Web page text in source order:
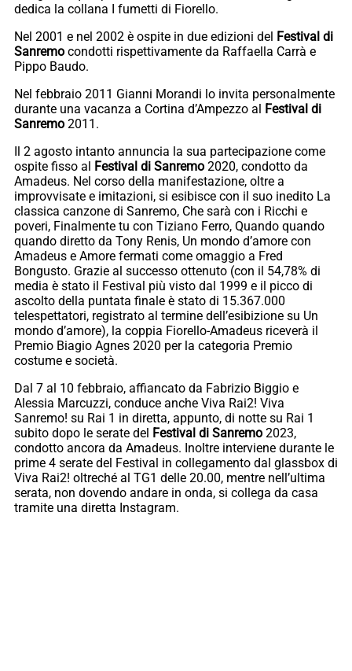
dedica la collana I fumetti di Fiorello.
Nel 2001 e nel 2002 è ospite in due edizioni del Festival di
Sanremo condotti rispettivamente da Raffaella Carrà e
Pippo Baudo.
Nel febbraio 2011 Gianni Morandi lo invita personalmente
durante una vacanza a Cortina d’Ampezzo al Festival di
Sanremo 2011.
Il 2 agosto intanto annuncia la sua partecipazione come
ospite fisso al Festival di Sanremo 2020, condotto da
Amadeus. Nel corso della manifestazione, oltre a
improvvisate e imitazioni, si esibisce con il suo inedito La
classica canzone di Sanremo, Che sarà con i Ricchi e
poveri, Finalmente tu con Tiziano Ferro, Quando quando
quando diretto da Tony Renis, Un mondo d’amore con
Amadeus e Amore fermati come omaggio a Fred
Bongusto. Grazie al successo ottenuto (con il 54,78% di
media è stato il Festival più visto dal 1999 e il picco di
ascolto della puntata finale è stato di 15.367.000
telespettatori, registrato al termine dell’esibizione su Un
mondo d’amore), la coppia Fiorello-Amadeus riceverà il
Premio Biagio Agnes 2020 per la categoria Premio
costume e società.
Dal 7 al 10 febbraio, affiancato da Fabrizio Biggio e
Alessia Marcuzzi, conduce anche Viva Rai2! Viva
Sanremo! su Rai 1 in diretta, appunto, di notte su Rai 1
subito dopo le serate del Festival di Sanremo 2023,
condotto ancora da Amadeus. Inoltre interviene durante le
prime 4 serate del Festival in collegamento dal glassbox di
Viva Rai2! oltreché al TG1 delle 20.00, mentre nell’ultima
serata, non dovendo andare in onda, si collega da casa
tramite una diretta Instagram.